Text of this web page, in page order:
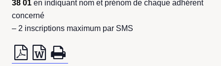
38 01 en indiquant nom et prénom de chaque adhérent
concerné
– 2 inscriptions maximum par SMS